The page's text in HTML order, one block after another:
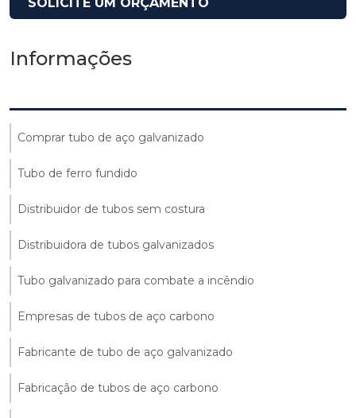
Informações
Comprar tubo de aço galvanizado
Tubo de ferro fundido
Distribuidor de tubos sem costura
Distribuidora de tubos galvanizados
Tubo galvanizado para combate a incêndio
Empresas de tubos de aço carbono
Fabricante de tubo de aço galvanizado
Fabricação de tubos de aço carbono